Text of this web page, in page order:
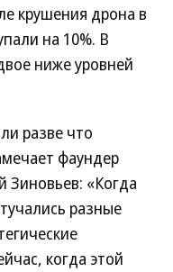
крушения дрона в
на 10%. В
ниже уровней
разве что
фаундер
«Когда
разные
когда этой